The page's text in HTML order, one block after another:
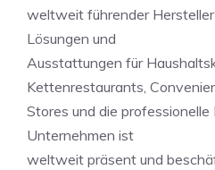
weltweit führender
Lösungen und
Ausstattungen für
Kettenrestaurants,
Stores und die
Unternehmen ist
weltweit präsent und